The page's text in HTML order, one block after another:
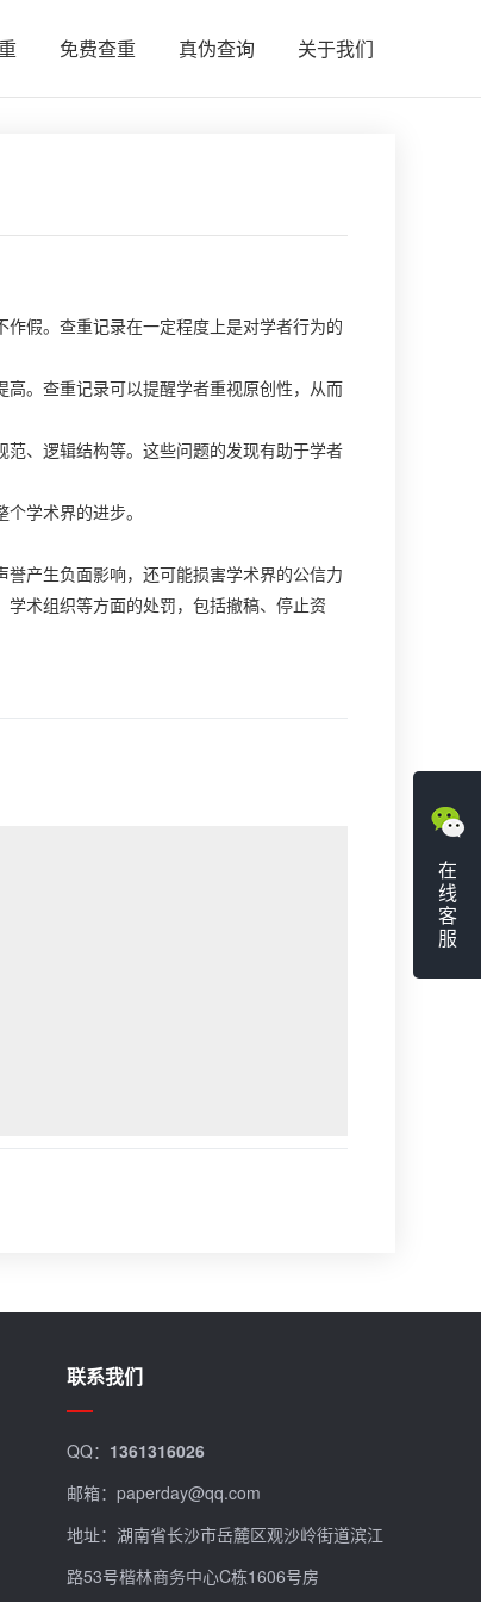
免费查重 真伪查询 关于我们
假。查重记录在一定程度上是对学者行为的
。查重记录可以提醒学者重视原创性，从而
、逻辑结构等。这些问题的发现有助于学者
学术界的进步。
产生负面影响，还可能损害学术界的公信力
术组织等方面的处罚，包括撤稿、停止资
在
线
客
服
联系我们
QQ： 1361316026
邮箱：paperday@qq.com
地址：湖南省长沙市岳麓区观沙岭街道滨江
路53号楷林商务中心C栋1606号房